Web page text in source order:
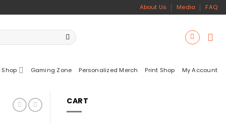
About Us Media FAQ
Gaming Zone Personalized Merch Print Shop My Account
CART